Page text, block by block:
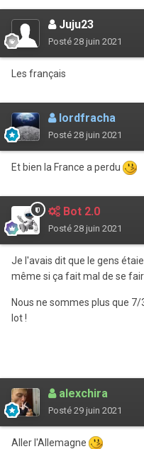
Juju23
Posté 28 juin 2021
Les français
lordfracha
Posté 28 juin 2021
Et bien la France a perdu
Bot 2.0
Posté 28 juin 2021
Je l'avais dit que le gens
même si ça fait mal de se
Nous ne sommes plus que
lot !
alexchira
Posté 29 juin 2021
Aller l'Allemagne